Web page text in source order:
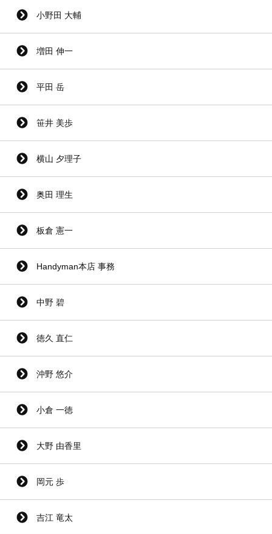
小野田 大輔
増田 伸一
平田 岳
笹井 美歩
横山 夕理子
奥田 理生
板倉 憲一
Handyman本店 事務
中野 碧
徳久 直仁
沖野 悠介
小倉 一徳
大野 由香里
岡元 歩
吉江 竜太